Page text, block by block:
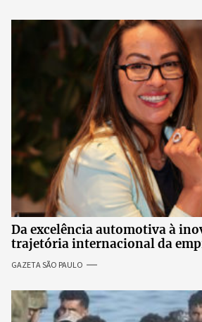
Da excelência automotiva à
trajetória internacional da
GAZETA SÃO PAULO